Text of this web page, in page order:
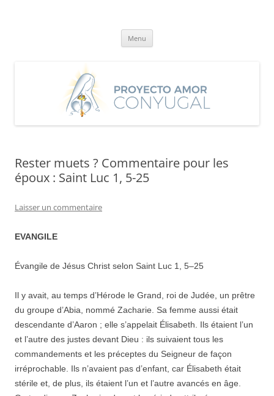
Menu
Rester muets ? Commentaire pour les
époux : Saint Luc 1, 5-25
Laisser un commentaire
EVANGILE
Évangile de Jésus Christ selon Saint Luc 1, 5–25
Il y avait, au temps d’Hérode le Grand, roi de Judée, un prêtre
du groupe d’Abia, nommé Zacharie. Sa femme aussi était
descendante d’Aaron ; elle s’appelait Élisabeth. Ils étaient l’un
et l’autre des justes devant Dieu : ils suivaient tous les
commandements et les préceptes du Seigneur de façon
irréprochable. Ils n’avaient pas d’enfant, car Élisabeth était
stérile et, de plus, ils étaient l’un et l’autre avancés en âge.